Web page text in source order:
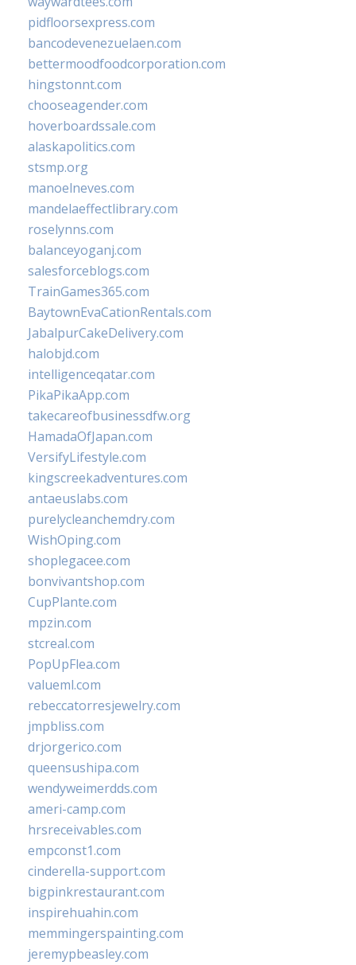
pidfloorsexpress.com
bancodevenezuelaen.com
bettermoodfoodcorporation.com
hingstonnt.com
chooseagender.com
hoverboardssale.com
alaskapolitics.com
stsmp.org
manoelneves.com
mandelaeffectlibrary.com
roselynns.com
balanceyoganj.com
salesforceblogs.com
TrainGames365.com
BaytownEvaCationRentals.com
JabalpurCakeDelivery.com
halobjd.com
intelligenceqatar.com
PikaPikaApp.com
takecareofbusinessdfw.org
HamadaOfJapan.com
VersifyLifestyle.com
kingscreekadventures.com
antaeuslabs.com
purelycleanchemdry.com
WishOping.com
shoplegacee.com
bonvivantshop.com
CupPlante.com
mpzin.com
stcreal.com
PopUpFlea.com
valueml.com
rebeccatorresjewelry.com
jmpbliss.com
drjorgerico.com
queensushipa.com
wendyweimerdds.com
ameri-camp.com
hrsreceivables.com
empconst1.com
cinderella-support.com
bigpinkrestaurant.com
inspirehuahin.com
memmingerspainting.com
jeremypbeasley.com